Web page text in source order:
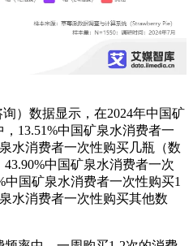
数据显示，在2024年中国矿
13.51%中国矿泉水消费者一
水消费者一次性购买几瓶（数
中国矿泉水消费者一次
国矿泉水消费者一次性购买1
水消费者一次性购买其他数